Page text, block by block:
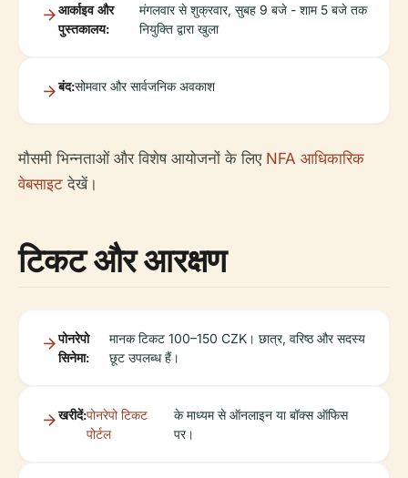
आर्काइव और
पुस्तकालय:
मंगलवार से शुक्रवार, सुबह 9 बजे - शाम 5 बजे तक
नियुक्ति द्वारा खुला
बंद:सोमवार और सार्वजनिक अवकाश
मौसमी भिन्नताओं और विशेष आयोजनों के लिए NFA आधिकारिक
वेबसाइट देखें।
टिकट और आरक्षण
पोनरेपो
सिनेमा:
मानक टिकट 100–150 CZK। छात्र, वरिष्ठ और सदस्य
छूट उपलब्ध हैं।
खरीदें:पोनरेपो टिकट
पोर्टल
के माध्यम से ऑनलाइन या बॉक्स ऑफिस
पर।